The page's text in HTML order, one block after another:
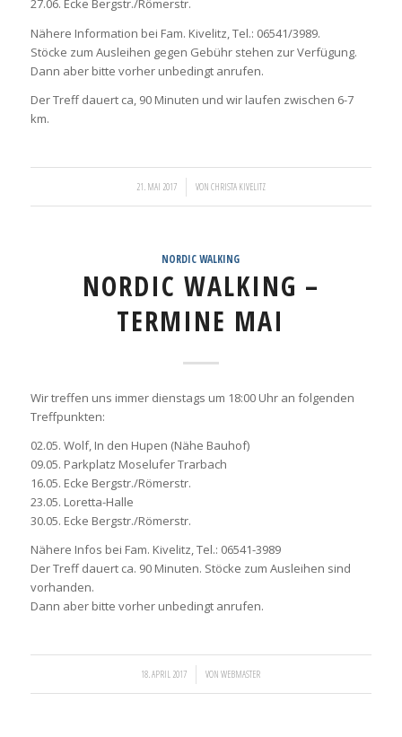
27.06. Ecke Bergstr./Römerstr.
Nähere Information bei Fam. Kivelitz, Tel.: 06541/3989.
Stöcke zum Ausleihen gegen Gebühr stehen zur Verfügung.
Dann aber bitte vorher unbedingt anrufen.
Der Treff dauert ca, 90 Minuten und wir laufen zwischen 6-7
km.
21. MAI 2017 VON CHRISTA KIVELITZ
NORDIC WALKING
NORDIC WALKING –
TERMINE MAI
Wir treffen uns immer dienstags um 18:00 Uhr an folgenden
Treffpunkten:
02.05. Wolf, In den Hupen (Nähe Bauhof)
09.05. Parkplatz Moselufer Trarbach
16.05. Ecke Bergstr./Römerstr.
23.05. Loretta-Halle
30.05. Ecke Bergstr./Römerstr.
Nähere Infos bei Fam. Kivelitz, Tel.: 06541-3989
Der Treff dauert ca. 90 Minuten. Stöcke zum Ausleihen sind
vorhanden.
Dann aber bitte vorher unbedingt anrufen.
18. APRIL 2017
/ VONWEBMASTER